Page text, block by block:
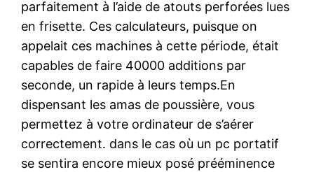
parfaitement à l’aide de atouts perforées lues
en frisette. Ces calculateurs, puisque on
appelait ces machines à cette période, était
capables de faire 40000 additions par
seconde, un rapide à leurs temps.En
dispensant les amas de poussière, vous
permettez à votre ordinateur de s’aérer
correctement. dans le cas où un pc portatif
se sentira encore mieux posé prééminence